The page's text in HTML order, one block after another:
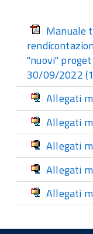
Manuale
"nuovi"
30/09/2022
Allegati
Allegati
Allegati
Allegati
Allegati